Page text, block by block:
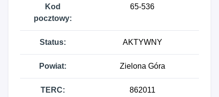
Kod
pocztowy:
65-536
Status: AKTYWNY
Powiat: Zielona Góra
TERC: 862011